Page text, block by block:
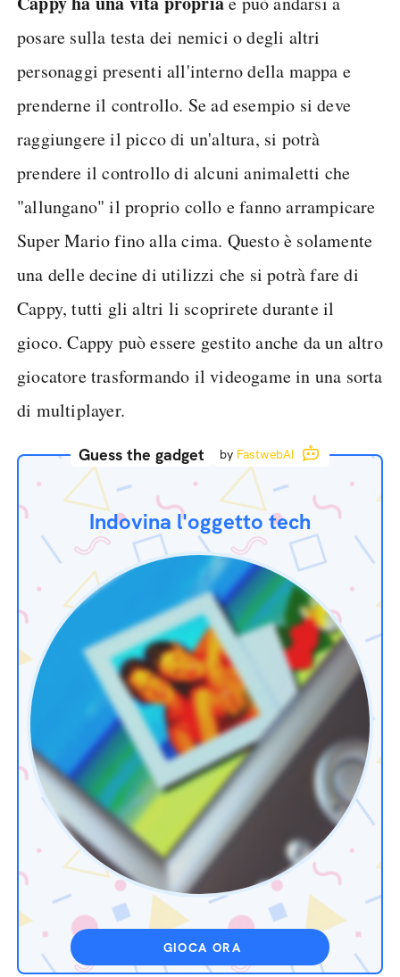
posare sulla testa dei nemici o degli altri
personaggi presenti all'interno della mappa e
prenderne il controllo. Se ad esempio si deve
raggiungere il picco di un'altura, si potrà
prendere il controllo di alcuni animaletti che
"allungano" il proprio collo e fanno arrampicare
Super Mario fino alla cima. Questo è solamente
una delle decine di utilizzi che si potrà fare di
Cappy, tutti gli altri li scoprirete durante il
gioco. Cappy può essere gestito anche da un altro
giocatore trasformando il videogame in una sorta
di multiplayer.
Guess the gadget by FastwebAI
Indovina l'oggetto tech
GIOCA ORA